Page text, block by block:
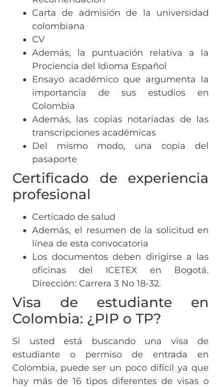
Carta de admisión de la universidad
colombiana
CV
Además, la puntuación relativa a la
Prociencia del Idioma Español
Ensayo académico que argumenta la
importancia de sus estudios en
Colombia
Además, las copias notariadas de las
transcripciones académicas
Del mismo modo, una copia del
pasaporte
Certificado de experiencia
profesional
Certicado de salud
Además, el resumen de la solicitud en
línea de esta convocatoria
Los documentos deben dirigirse a las
oficinas del ICETEX en Bogotá.
Dirección: Carrera 3 No 18-32.
Visa de estudiante en
Colombia: ¿PIP o TP?
Si usted está buscando una visa de
estudiante o permiso de entrada en
Colombia, puede ser un poco difícil ya que
hay más de 16 tipos diferentes de visas o